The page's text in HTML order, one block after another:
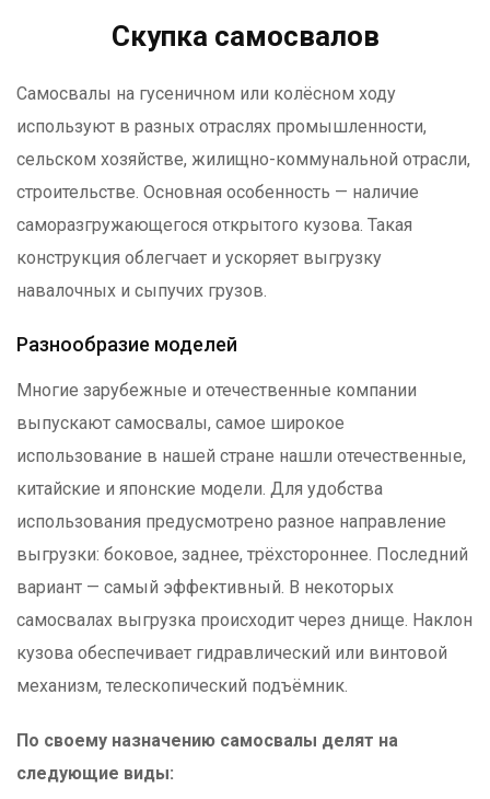
Скупка самосвалов
Самосвалы на гусеничном или колёсном ходу
используют в разных отраслях промышленности,
сельском хозяйстве, жилищно-коммунальной отрасли,
строительстве. Основная особенность — наличие
саморазгружающегося открытого кузова. Такая
конструкция облегчает и ускоряет выгрузку
навалочных и сыпучих грузов.
Разнообразие моделей
Многие зарубежные и отечественные компании
выпускают самосвалы, самое широкое
использование в нашей стране нашли отечественные,
китайские и японские модели. Для удобства
использования предусмотрено разное направление
выгрузки: боковое, заднее, трёхстороннее. Последний
вариант — самый эффективный. В некоторых
самосвалах выгрузка происходит через днище. Наклон
кузова обеспечивает гидравлический или винтовой
механизм, телескопический подъёмник.
По своему назначению самосвалы делят на
следующие виды: